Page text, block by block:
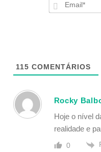
115 COMENTÁRIOS
Rocky
Hoje o nível
realidade e
0